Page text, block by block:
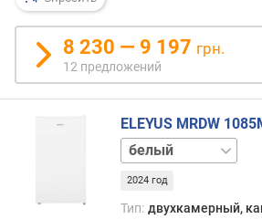
р
ы
(
л
)
8 230 — 9 197 грн.
12 предложений
ELEYUS MRDW
нержавейка
2024 год
Тип: двухкамерный,